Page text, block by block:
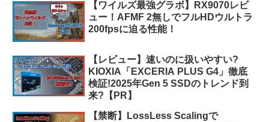
【ワイルズ最強グラボ】RX9070レビ
ュー！AFMF 2無しでフルHDウルトラ
200fpsに迫る性能！
【レビュー】速いのに扱いやすい?
KIOXIA「EXCERIA PLUS G4」徹底
検証!2025年Gen 5 SSDのトレンド到
来?【PR】
【禁断】LossLess Scalingで